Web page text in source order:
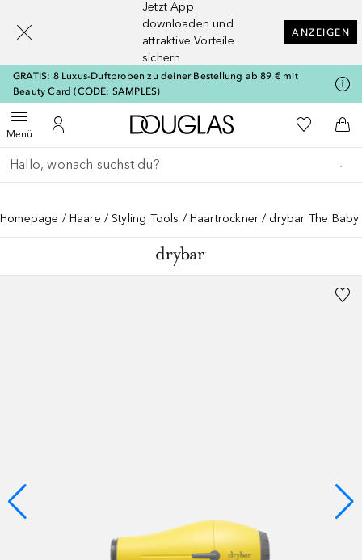
Jetzt App
downloaden und
attraktive Vorteile
sichern
ANZEIGEN
GRATIS: 8 Luxus-Duftproben zu deiner Bestellung ab 89 € mit
Beauty Card (CODE: SAMPLES)
MenüMenü öffnenZu Meinem Kundenkonto
Zur Douglas Startseite
Zu Meiner
Gehe zurück
Suche ausführen
Homepage Haare Styling Tools Haartrockner drybar The
[navigation.slideout.screenreader]